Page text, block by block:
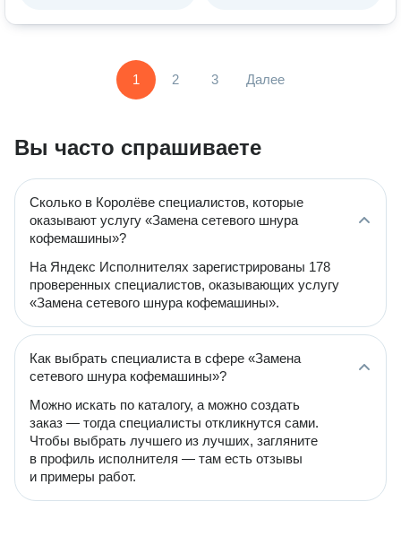
1 2 3 Далее
Вы часто спрашиваете
Сколько в Королёве специалистов, которые
оказывают услугу «Замена сетевого шнура
кофемашины»?
На Яндекс Исполнителях зарегистрированы 178
проверенных специалистов, оказывающих услугу
«Замена сетевого шнура кофемашины».
Как выбрать специалиста в сфере «Замена
сетевого шнура кофемашины»?
Можно искать по каталогу, а можно создать
заказ — тогда специалисты откликнутся сами.
Чтобы выбрать лучшего из лучших, загляните
в профиль исполнителя — там есть отзывы
и примеры работ.